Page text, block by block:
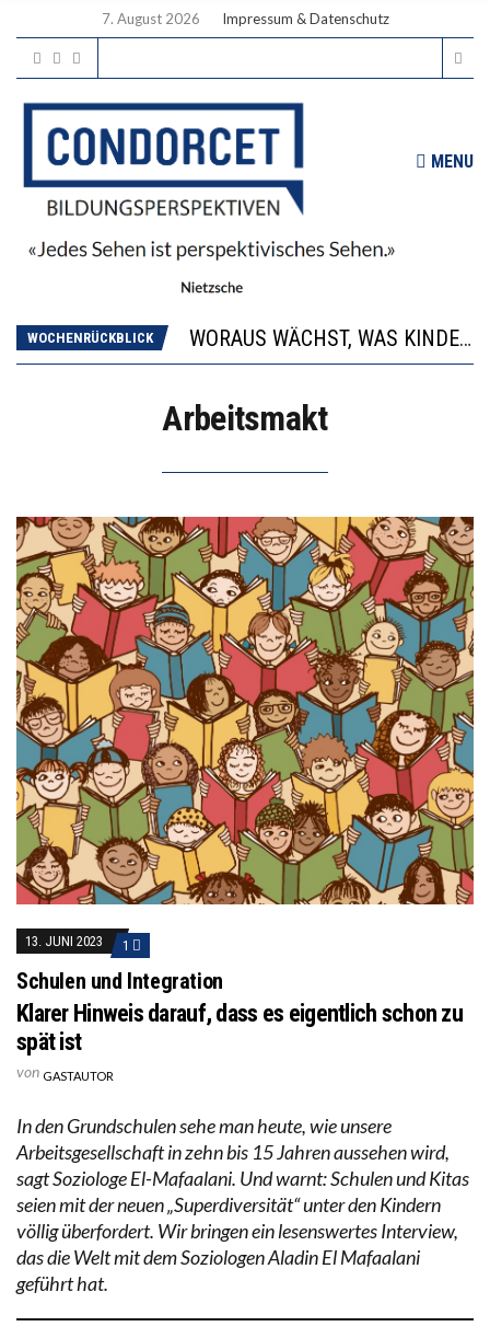
7. August 2026 Impressum & Datenschutz
MENU
WOCHENRÜCKBLICK
WORAUS WÄCHST, WAS KINDER TRÄGT
“WIR BEOBACHTEN EINEN REGELRECHTEN STURZFLUG BEI DEN LERNLEISTUNGEN”
Arbeitsmakt
13. JUNI 2023 1
Schulen und Integration
Klarer Hinweis darauf, dass es eigentlich schon zu
spät ist
von GASTAUTOR
In den Grundschulen sehe man heute, wie unsere
Arbeitsgesellschaft in zehn bis 15 Jahren aussehen wird,
sagt Soziologe El-Mafaalani. Und warnt: Schulen und Kitas
seien mit der neuen „Superdiversität“ unter den Kindern
völlig überfordert. Wir bringen ein lesenswertes Interview,
das die Welt mit dem Soziologen Aladin El Mafaalani
geführt hat.